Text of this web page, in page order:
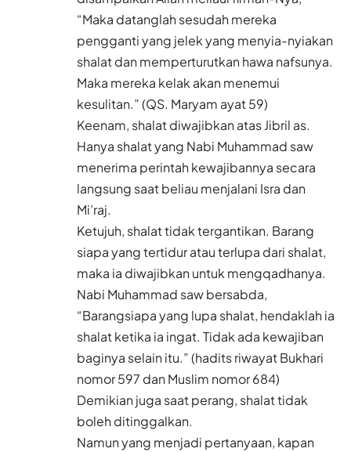
“Maka datanglah sesudah mereka
pengganti yang jelek yang menyia-nyiakan
shalat dan memperturutkan hawa nafsunya.
Maka mereka kelak akan menemui
kesulitan.” (QS. Maryam ayat 59)
Keenam, shalat diwajibkan atas Jibril as.
Hanya shalat yang Nabi Muhammad saw
menerima perintah kewajibannya secara
langsung saat beliau menjalani Isra dan
Mi’raj.
Ketujuh, shalat tidak tergantikan. Barang
siapa yang tertidur atau terlupa dari shalat,
maka ia diwajibkan untuk mengqadhanya.
Nabi Muhammad saw bersabda,
“Barangsiapa yang lupa shalat, hendaklah ia
shalat ketika ia ingat. Tidak ada kewajiban
baginya selain itu.” (hadits riwayat Bukhari
nomor 597 dan Muslim nomor 684)
Demikian juga saat perang, shalat tidak
boleh ditinggalkan.
Namun yang menjadi pertanyaan, kapan